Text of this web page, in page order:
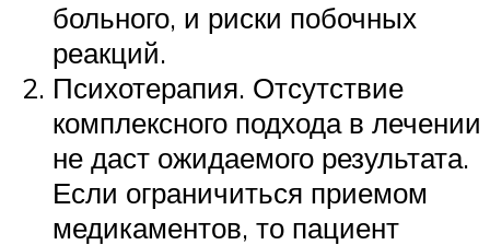
больного, и риски побочных
реакций.
Психотерапия. Отсутствие
комплексного подхода в лечении
не даст ожидаемого результата.
Если ограничиться приемом
медикаментов, то пациент